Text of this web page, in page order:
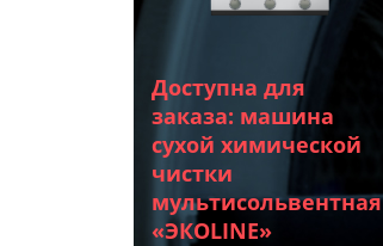
Доступна для
заказа: машина
сухой химической
чистки
мультисольвентная
«ЭКОLINE»